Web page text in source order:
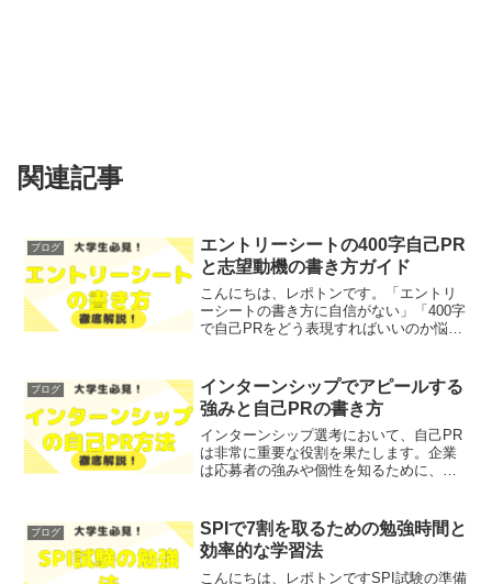
関連記事
ブログ
エントリーシートの400字自己PR
と志望動機の書き方ガイド
こんにちは、レポトンです。「エントリ
ーシートの書き方に自信がない」「400字
で自己PRをどう表現すればいいのか悩ん
る400字の重要性や、効果的な自己PRと
志望動機の書き...
ブログ
インターンシップでアピールする
強みと自己PRの書き方
インターンシップ選考において、自己PR
は非常に重要な役割を果たします。企業
は応募者の強みや個性を知るために、自
わからない」「どうやって自己PRを書け
ばいいのかわからな...
ブログ
SPIで7割を取るための勉強時間と
効率的な学習法
こんにちは、レポトンですSPI試験の準備